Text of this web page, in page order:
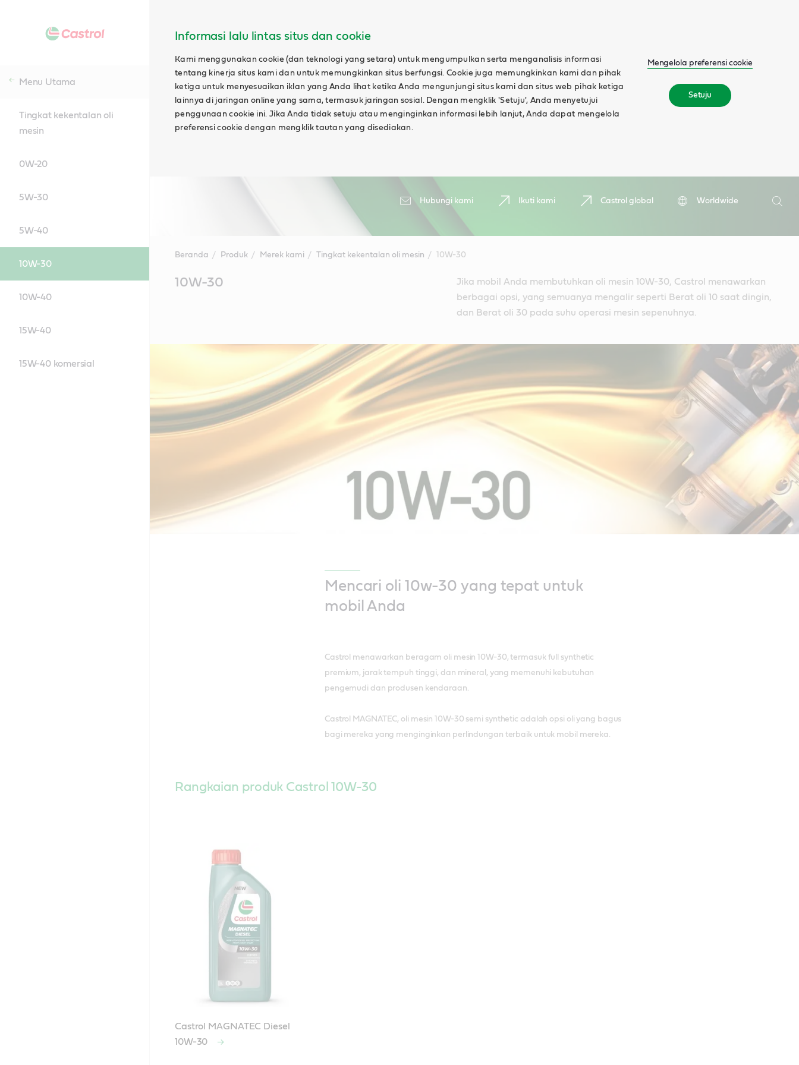
Informasi lalu lintas situs dan cookie
Kami menggunakan cookie (dan teknologi yang setara) untuk mengumpulkan serta menganalisis informasi
tentang kinerja situs kami dan untuk memungkinkan situs berfungsi. Cookie juga memungkinkan kami dan pihak
ketiga untuk menyesuaikan iklan yang Anda lihat ketika Anda mengunjungi situs kami dan situs web pihak ketiga
lainnya di jaringan online yang sama, termasuk jaringan sosial. Dengan mengklik 'Setuju', Anda menyetujui
penggunaan cookie ini. Jika Anda tidak setuju atau menginginkan informasi lebih lanjut, Anda dapat mengelola
preferensi cookie dengan mengklik tautan yang disediakan.
Mengelola preferensi cookie
Setuju
Hubungi kami Ikuti kami Castrol global
Worldwide
Cari
Menu Utama
Tingkat kekentalan oli
mesin
0W-20
5W-30
5W-40
10W-30
10W-40
15W-40
15W-40 komersial
Beranda Produk Merek kami Tingkat kekentalan oli mesin 10W-30
Content10W-30
Jika mobil Anda membutuhkan oli mesin 10W-30, Castrol menawarkan
berbagai opsi, yang semuanya mengalir seperti Berat oli 10 saat dingin,
dan Berat oli 30 pada suhu operasi mesin sepenuhnya.
Mencari oli 10w-30 yang tepat untuk
mobil Anda
Castrol menawarkan beragam oli mesin 10W-30, termasuk full synthetic
premium, jarak tempuh tinggi, dan mineral, yang memenuhi kebutuhan
pengemudi dan produsen kendaraan.
Castrol MAGNATEC, oli mesin 10W-30 semi synthetic adalah opsi oli yang bagus
bagi mereka yang menginginkan perlindungan terbaik untuk mobil mereka.
Rangkaian produk Castrol 10W-30
Castrol MAGNATEC Diesel
10W-30